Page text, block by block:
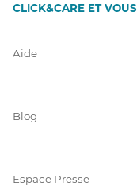
CLICK&CARE ET VOUS
Aide
Blog
Espace Presse